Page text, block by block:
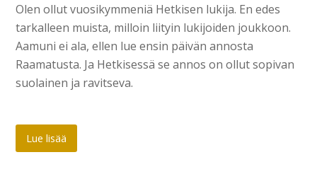
Olen ollut vuosikymmeniä Hetkisen lukija. En edes
tarkalleen muista, milloin liityin lukijoiden joukkoon.
Aamuni ei ala, ellen lue ensin päivän annosta
Raamatusta. Ja Hetkisessä se annos on ollut sopivan
suolainen ja ravitseva.
Lue lisää